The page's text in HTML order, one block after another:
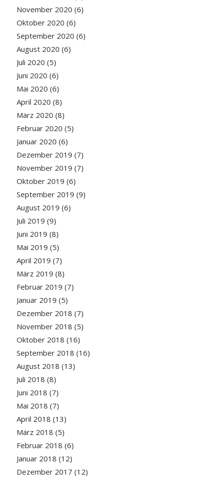
November 2020 (6)
Oktober 2020 (6)
September 2020 (6)
August 2020 (6)
Juli 2020 (5)
Juni 2020 (6)
Mai 2020 (6)
April 2020 (8)
März 2020 (8)
Februar 2020 (5)
Januar 2020 (6)
Dezember 2019 (7)
November 2019 (7)
Oktober 2019 (6)
September 2019 (9)
August 2019 (6)
Juli 2019 (9)
Juni 2019 (8)
Mai 2019 (5)
April 2019 (7)
März 2019 (8)
Februar 2019 (7)
Januar 2019 (5)
Dezember 2018 (7)
November 2018 (5)
Oktober 2018 (16)
September 2018 (16)
August 2018 (13)
Juli 2018 (8)
Juni 2018 (7)
Mai 2018 (7)
April 2018 (13)
März 2018 (5)
Februar 2018 (6)
Januar 2018 (12)
Dezember 2017 (12)